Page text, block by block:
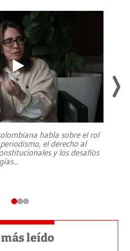
habla sobre el rol
el derecho al
y los desafíos
...
más leído